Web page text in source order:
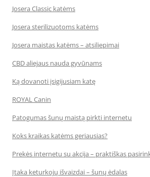
Josera Classic katėms
Josera sterilizuotoms katėms
Josera maistas katėms – atsiliepimai
CBD aliejaus nauda gyvūnams
Ką dovanoti įsigijusiam katę
ROYAL Canin
Patogumas šunų maistą pirkti internetu
Koks kraikas katėms geriausias?
Prekės internetu su akcija – praktiškas
Įtaka keturkojų išvaizdai – šunų ėdalas